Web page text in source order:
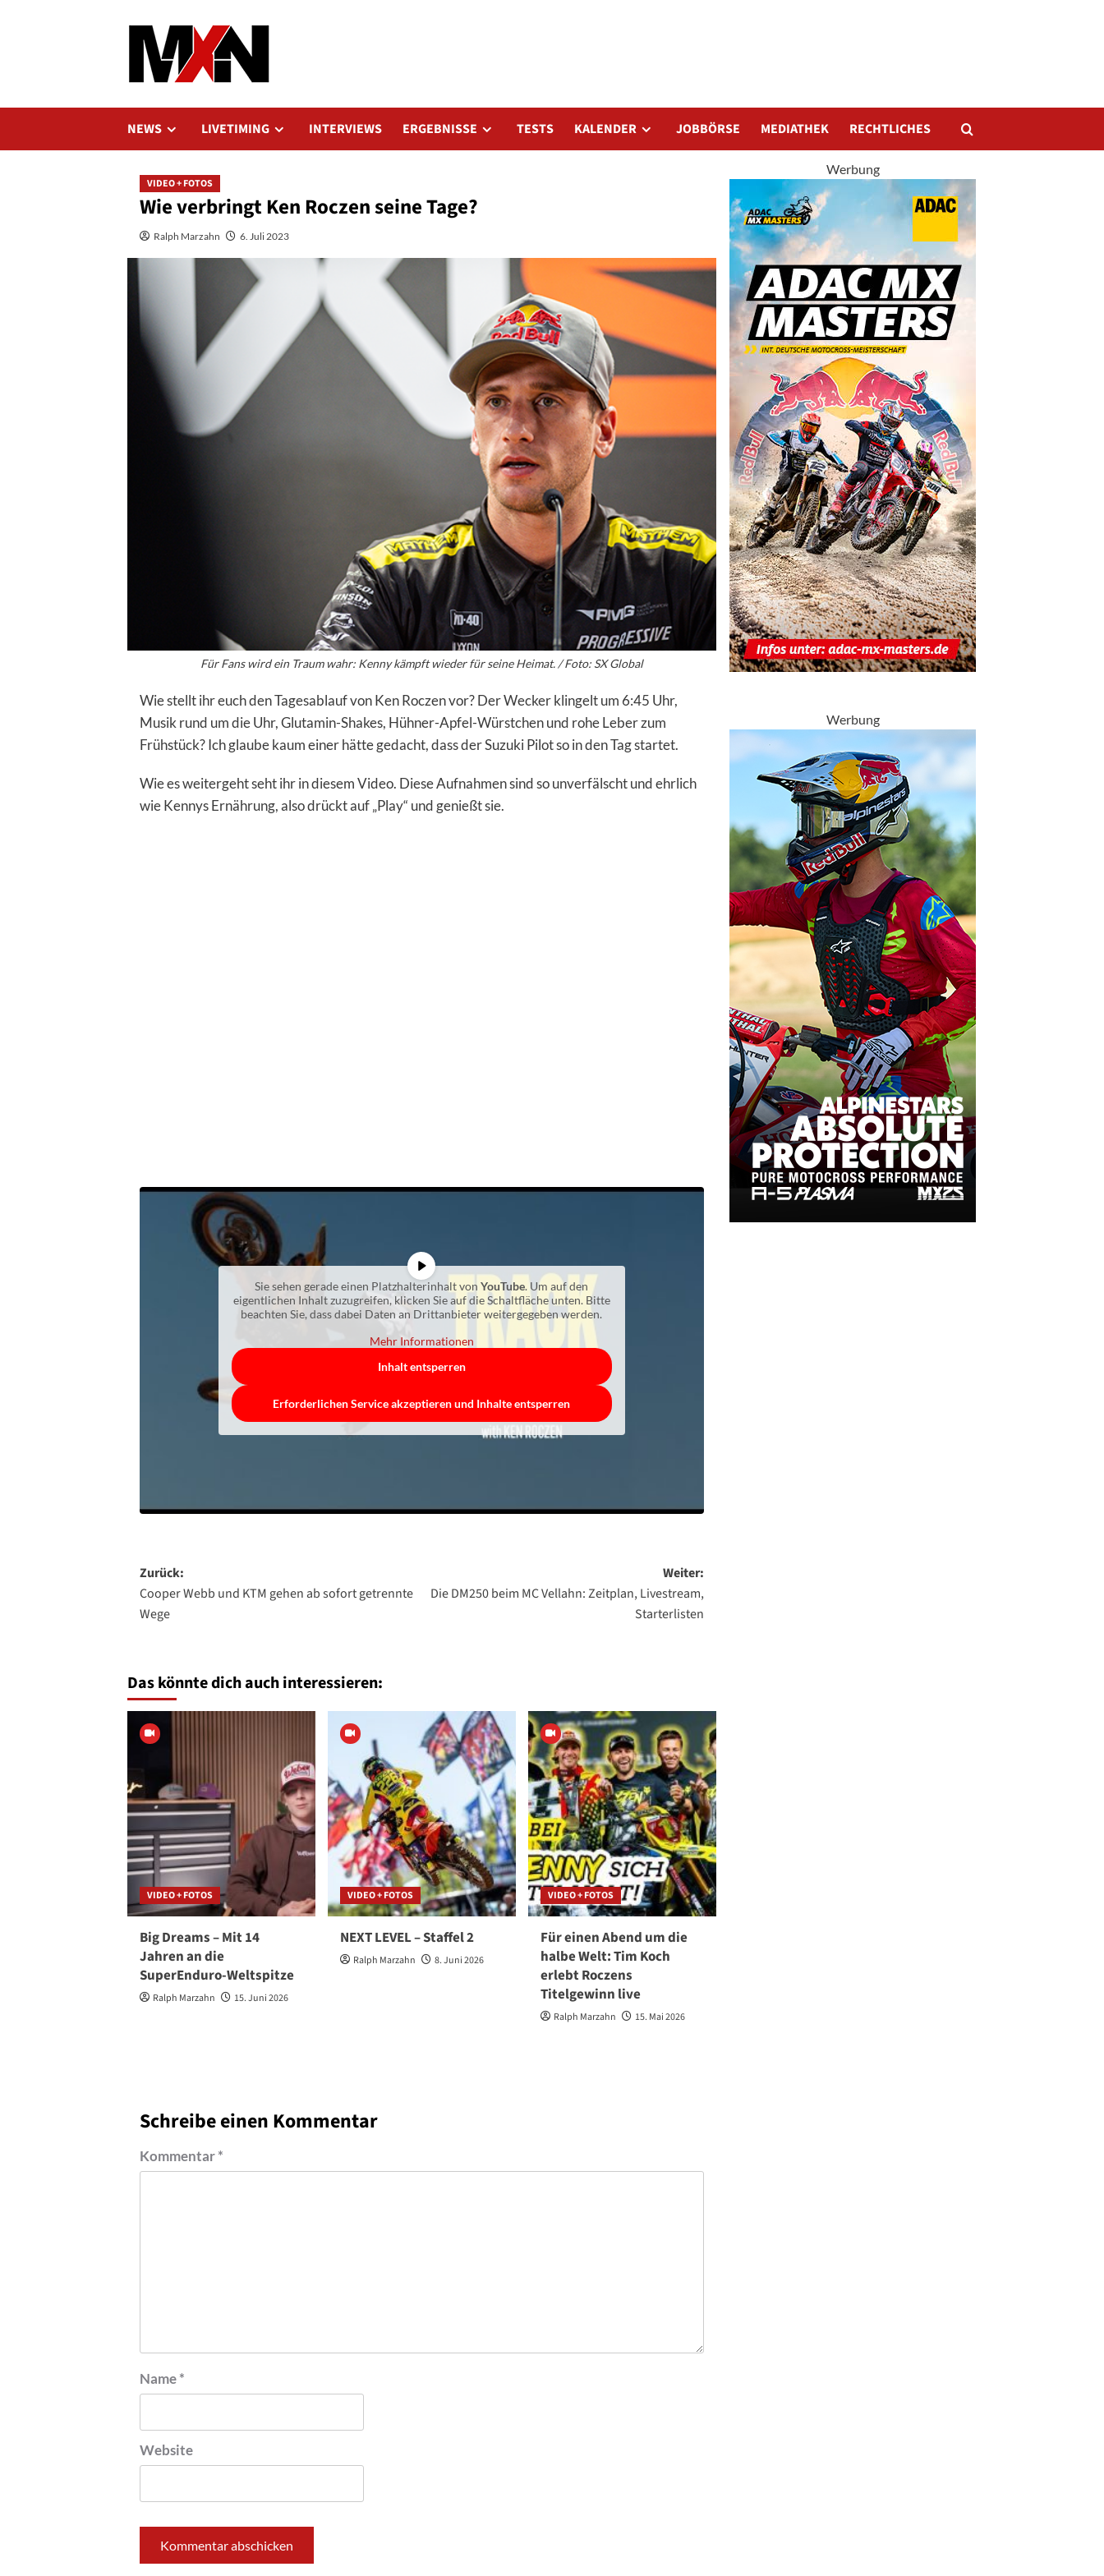
NEWS LIVETIMING INTERVIEWS ERGEBNISSE TESTS KALENDER JOBBÖRSE MEDIATHEK RECHTLICHES
VIDEO + FOTOS
Wie verbringt Ken Roczen seine Tage?
Ralph Marzahn 6. Juli 2023
Für Fans wird ein Traum wahr: Kenny kämpft wieder für seine Heimat. / Foto: SX Global
Wie stellt ihr euch den Tagesablauf von Ken Roczen vor? Der Wecker klingelt um 6:45 Uhr,
Musik rund um die Uhr, Glutamin-Shakes, Hühner-Apfel-Würstchen und rohe Leber zum
Frühstück? Ich glaube kaum einer hätte gedacht, dass der Suzuki Pilot so in den Tag startet.
Wie es weitergeht seht ihr in diesem Video. Diese Aufnahmen sind so unverfälscht und ehrlich
wie Kennys Ernährung, also drückt auf „Play“ und genießt sie.
Sie sehen gerade einen Platzhalterinhalt von YouTube. Um auf den
eigentlichen Inhalt zuzugreifen, klicken Sie auf die Schaltfläche unten. Bitte
beachten Sie, dass dabei Daten an Drittanbieter weitergegeben werden.
Mehr Informationen
Inhalt entsperren
Erforderlichen Service akzeptieren und Inhalte entsperren
Beitragsnavigation
Zurück:
Cooper Webb und KTM gehen ab sofort getrennte
Wege
Weiter:
Die DM250 beim MC Vellahn: Zeitplan, Livestream,
Starterlisten
Das könnte dich auch interessieren:
VIDEO + FOTOS
Big Dreams – Mit 14
Jahren an die
SuperEnduro-Weltspitze
Ralph Marzahn 15. Juni 2026
VIDEO + FOTOS
NEXT LEVEL – Staffel 2
Ralph Marzahn 8. Juni 2026
VIDEO + FOTOS
Für einen Abend um die
halbe Welt: Tim Koch
erlebt Roczens
Titelgewinn live
Ralph Marzahn 15. Mai 2026
Schreibe einen Kommentar
Kommentar*
Name*
Website
Werbung
Werbung